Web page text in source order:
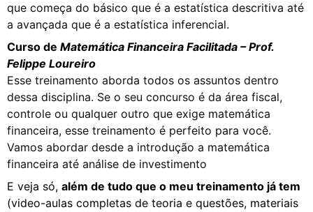
que começa do básico que é a estatística descritiva até
a avançada que é a estatística inferencial.
Curso de Matemática Financeira Facilitada – Prof.
Felippe Loureiro
Esse treinamento aborda todos os assuntos dentro
dessa disciplina. Se o seu concurso é da área fiscal,
controle ou qualquer outro que exige matemática
financeira, esse treinamento é perfeito para você.
Vamos abordar desde a introdução a matemática
financeira até análise de investimento
E veja só, além de tudo que o meu treinamento já tem
(video-aulas completas de teoria e questões, materiais